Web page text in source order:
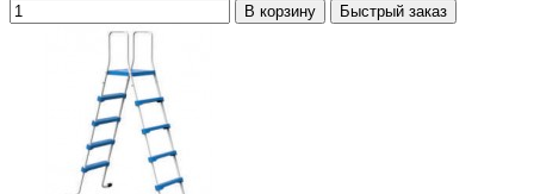
В корзину Быстрый заказ